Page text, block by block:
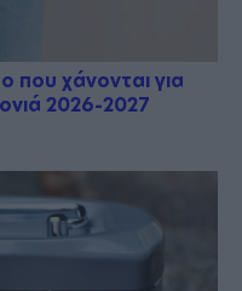
που χάνονται για
2026-2027